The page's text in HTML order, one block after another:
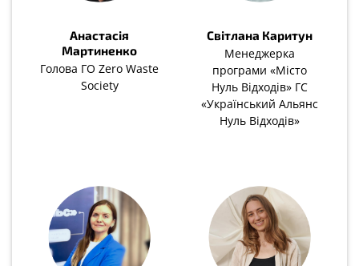
Анастасія
Мартиненко
Голова ГО Zero Waste
Society
Світлана Каритун
Менеджерка
програми «Місто
Нуль Відходів» ГС
«Український Альянс
Нуль Відходів»